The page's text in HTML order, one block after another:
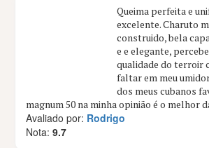
Queima perfeita e
excelente. Charuto
construido, bela
e e elegante,
qualidade do terroir
faltar em meu
dos meus cubanos
magnum 50 na minha opinião é o melhor
Avaliado por: Rodrigo
Nota:9.7